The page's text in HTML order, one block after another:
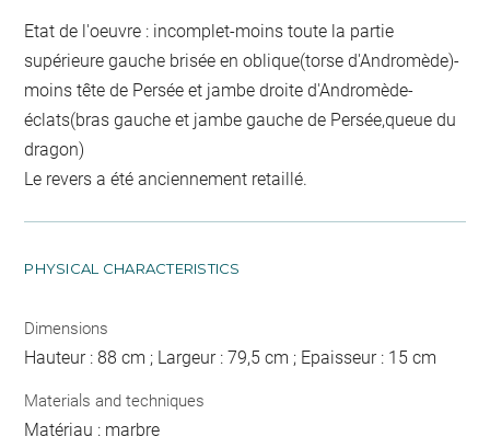
Etat de l'oeuvre : incomplet-moins toute la partie
supérieure gauche brisée en oblique(torse d'Andromède)-
moins tête de Persée et jambe droite d'Andromède-
éclats(bras gauche et jambe gauche de Persée,queue du
dragon)
Le revers a été anciennement retaillé.
PHYSICAL CHARACTERISTICS
Dimensions
Hauteur : 88 cm ; Largeur : 79,5 cm ; Epaisseur : 15 cm
Materials and techniques
Matériau : marbre